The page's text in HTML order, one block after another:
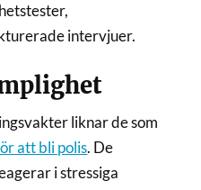
intervjuer.
liknar de som
att bli polis. De
i stressiga